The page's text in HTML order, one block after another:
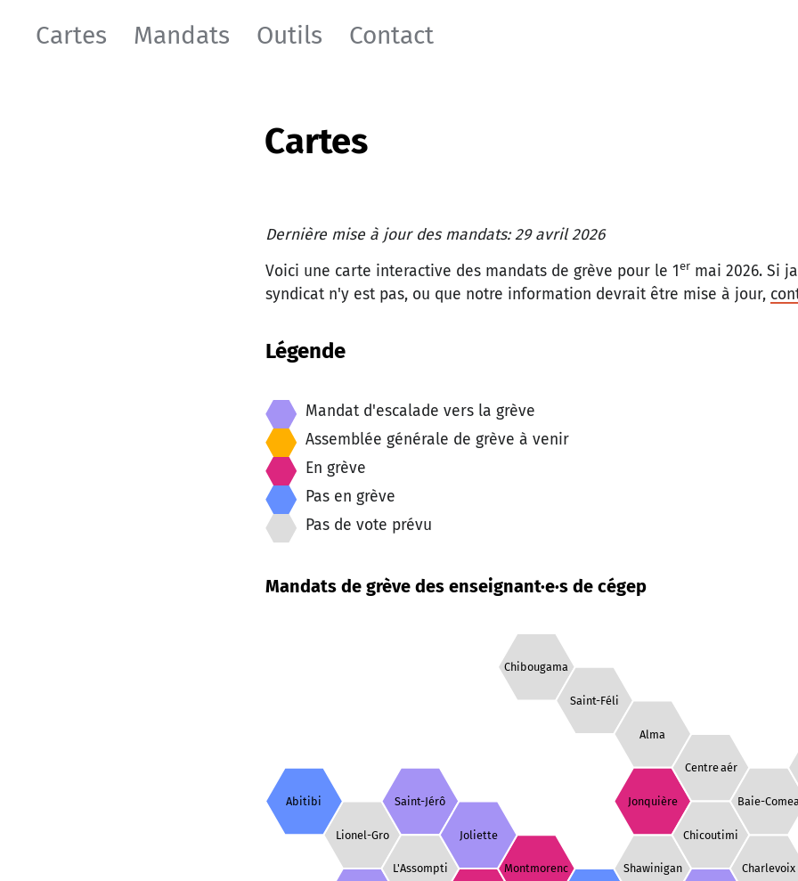
Cartes Mandats Outils Contact
Cartes
Dernière mise à jour des mandats: 29 avril 2026
Voici une carte interactive des mandats de grève pour le 1er mai 2026. Si
syndicat n'y est pas, ou que notre information devrait être mise à jour,
Légende
Mandat d'escalade vers la grève
Assemblée générale de grève à venir
En grève
Pas en grève
Pas de vote prévu
Mandats de grève des enseignant·e·s de cégep
Lionel-Gro
Saint-Jérô
L'Assompti Montmorenc
Joliette
Chibougama
Shawinigan
Saint-Féli
Alma
Jonquière
Centre aér
Chicoutimi
Charlevoix
Baie-
Abitibi